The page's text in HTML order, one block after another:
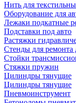
Нить для
Оборудование для
Лежаки подкатные
Подставки под авто
Растяжки
Стенды для ремонта
Стойки
Стяжки пружин
Цилиндры тянущие
Цилиндры тянущие
Пневмоинструмент